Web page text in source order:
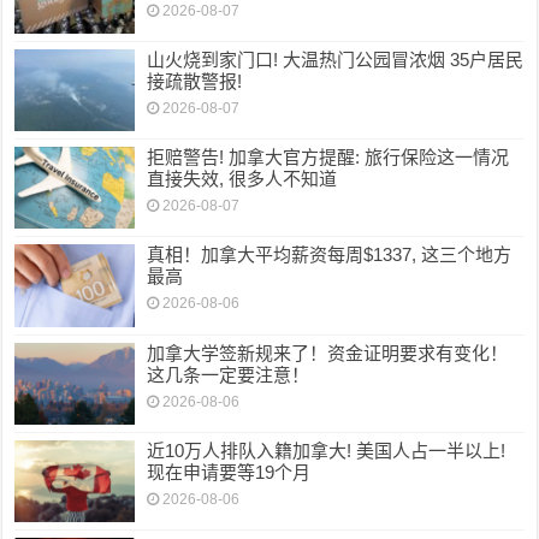
2026-08-07
山火烧到家门口! 大温热门公园冒浓烟 35户居民
接疏散警报!
2026-08-07
拒赔警告! 加拿大官方提醒: 旅行保险这一情况
直接失效, 很多人不知道
2026-08-07
真相！加拿大平均薪资每周$1337, 这三个地方
最高
2026-08-06
加拿大学签新规来了！资金证明要求有变化！
这几条一定要注意！
2026-08-06
近10万人排队入籍加拿大! 美国人占一半以上!
现在申请要等19个月
2026-08-06